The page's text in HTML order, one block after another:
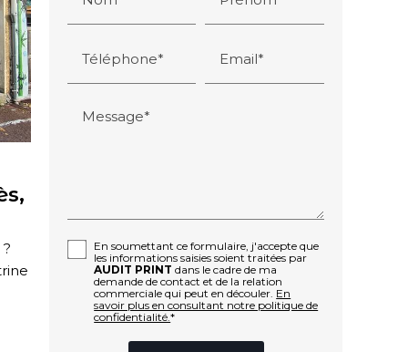
Téléphone* Email*
Message*
En soumettant ce formulaire, j'accepte que
les informations saisies soient traitées par
AUDIT PRINT dans le cadre de ma
demande de contact et de la relation
commerciale qui peut en découler. En
savoir plus en consultant notre politique de
confidentialité.*